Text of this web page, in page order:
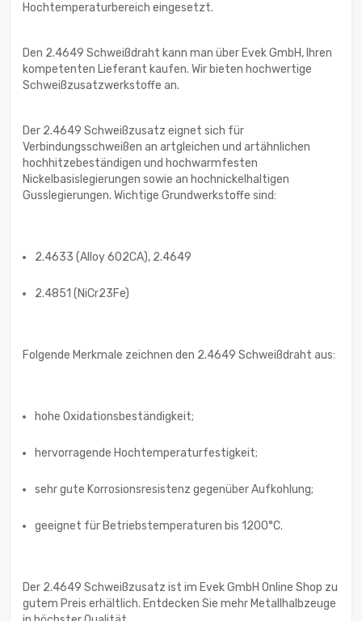
Hochtemperaturbereich eingesetzt.
Den 2.4649 Schweißdraht kann man über Evek GmbH, Ihren
kompetenten Lieferant kaufen. Wir bieten hochwertige
Schweißzusatzwerkstoffe an.
Der 2.4649 Schweißzusatz eignet sich für
Verbindungsschweißen an artgleichen und artähnlichen
hochhitzebeständigen und hochwarmfesten
Nickelbasislegierungen sowie an hochnickelhaltigen
Gusslegierungen. Wichtige Grundwerkstoffe sind:
2.4633 (Alloy 602CA), 2.4649
2.4851 (NiCr23Fe)
Folgende Merkmale zeichnen den 2.4649 Schweißdraht aus:
hohe Oxidationsbeständigkeit;
hervorragende Hochtemperaturfestigkeit;
sehr gute Korrosionsresistenz gegenüber Aufkohlung;
geeignet für Betriebstemperaturen bis 1200°C.
Der 2.4649 Schweißzusatz ist im Evek GmbH Online Shop zu
gutem Preis erhältlich. Entdecken Sie mehr Metallhalbzeuge